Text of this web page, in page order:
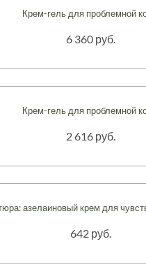
Крем-гель для проблемной
6 360 руб.
Крем-гель для проблемной
2 616 руб.
азелаиновый крем для
642 руб.